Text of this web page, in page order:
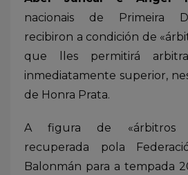
nacionais de Primeira
recibiron a condición de
que lles permitirá
inmediatamente superior,
de Honra Prata.
A figura de «árbitros
recuperada pola
Balonmán para a tempada